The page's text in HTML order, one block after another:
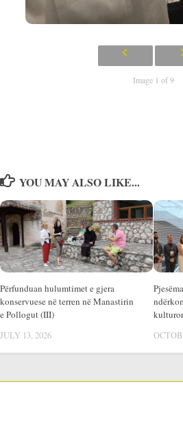
Image 1 of 9
YOU MAY ALSO LIKE...
Përfunduan hulumtimet e gjera
konservuese në terren në Manastirin
e Pollogut (III)
JULY 13, 2026